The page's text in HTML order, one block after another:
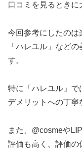
口コミを見るときに
今回参考にしたのは
「ハレユル」など
す。
特に「ハレユル」で
デメリットへの丁寧
また、@cosmeや
評価も高く、評価の